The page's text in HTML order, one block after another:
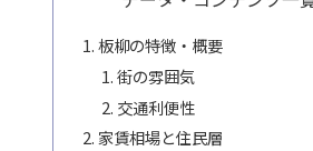
板柳の特徴・概要
街の雰囲気
交通利便性
家賃相場と住民層